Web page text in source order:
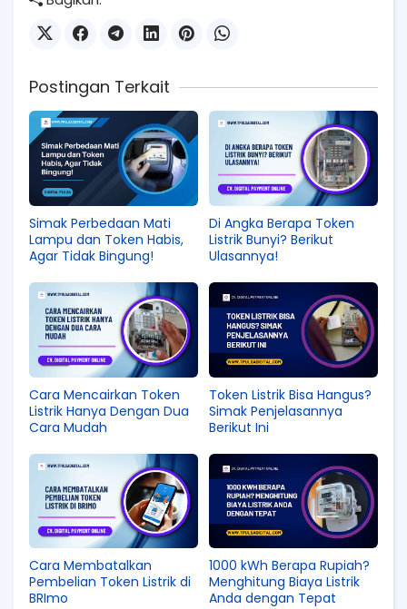
Postingan Terkait
Simak Perbedaan Mati
Lampu dan Token Habis,
Agar Tidak Bingung!
Di Angka Berapa Token
Listrik Bunyi? Berikut
Ulasannya!
Cara Mencairkan Token
Listrik Hanya Dengan Dua
Cara Mudah
Token Listrik Bisa Hangus?
Simak Penjelasannya
Berikut Ini
Cara Membatalkan
Pembelian Token Listrik di
BRImo
1000 kWh Berapa Rupiah?
Menghitung Biaya Listrik
Anda dengan Tepat